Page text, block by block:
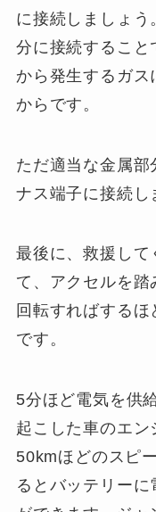
に接続しましょ
分に接続すること
から発生するガス
からです。
ただ適当な金属部
ナス端子に接続し
最後に、救援して
て、アクセルを
回転すればする
です。
5分ほど電気を供
起こした車のエン
50kmほどのスピ
るとバッテリーに